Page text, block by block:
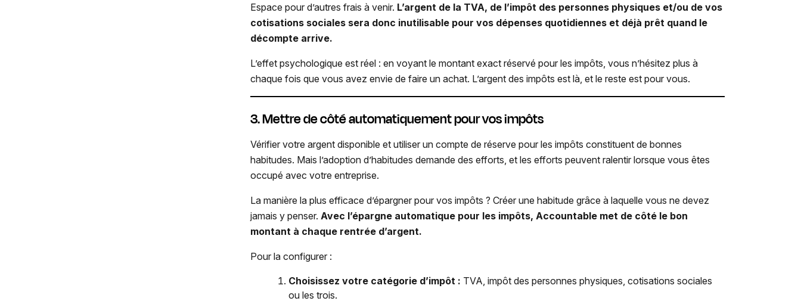
Espace pour d’autres frais à venir. L’argent de la TVA, de l’impôt des personnes physiques et/ou de vos
cotisations sociales sera donc inutilisable pour vos dépenses quotidiennes et déjà prêt quand le
décompte arrive.
L’effet psychologique est réel : en voyant le montant exact réservé pour les impôts, vous n’hésitez plus à
chaque fois que vous avez envie de faire un achat. L’argent des impôts est là, et le reste est pour vous.
3. Mettre de côté automatiquement pour vos impôts
Vérifier votre argent disponible et utiliser un compte de réserve pour les impôts constituent de bonnes
habitudes. Mais l’adoption d’habitudes demande des efforts, et les efforts peuvent ralentir lorsque vous êtes
occupé avec votre entreprise.
La manière la plus efficace d’épargner pour vos impôts ? Créer une habitude grâce à laquelle vous ne devez
jamais y penser. Avec l’épargne automatique pour les impôts, Accountable met de côté le bon
montant à chaque rentrée d’argent.
Pour la configurer :
Choisissez votre catégorie d’impôt : TVA, impôt des personnes physiques, cotisations sociales
ou les trois.